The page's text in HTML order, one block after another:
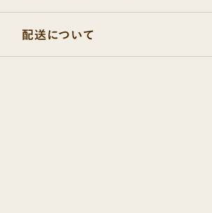
配送について